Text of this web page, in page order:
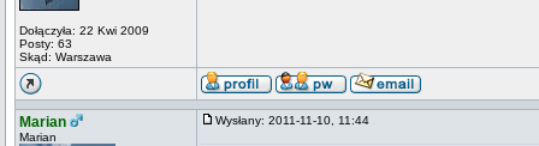
Dołączyła: 22 Kwi 2009
Posty: 63
Skąd: Warszawa
Marian
Marian
Wysłany: 2011-11-10, 11:44